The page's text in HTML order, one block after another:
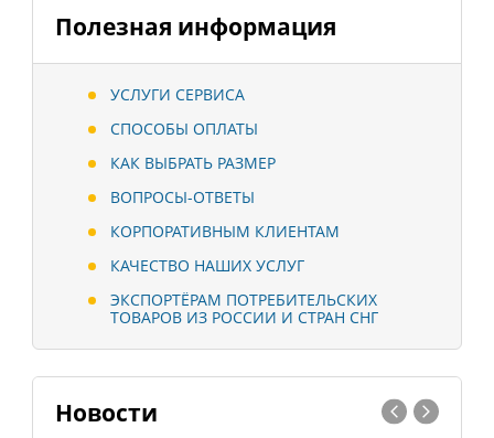
Полезная информация
УСЛУГИ СЕРВИСА
СПОСОБЫ ОПЛАТЫ
КАК ВЫБРАТЬ РАЗМЕР
ВОПРОСЫ-ОТВЕТЫ
КОРПОРАТИВНЫМ КЛИЕНТАМ
КАЧЕСТВО НАШИХ УСЛУГ
ЭКСПОРТЁРАМ ПОТРЕБИТЕЛЬСКИХ
ТОВАРОВ ИЗ РОССИИ И СТРАН СНГ
Новости